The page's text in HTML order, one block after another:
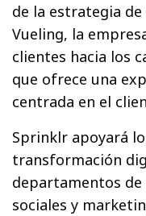
de la estrategia
Vueling, la
clientes hacia los
que ofrece una
centrada en el
Sprinklr apoyará
transformación
departamentos
sociales y